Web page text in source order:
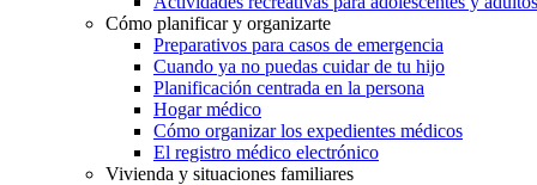
Cómo planificar y organizarte
Preparativos para casos de emergencia
Cuando ya no puedas cuidar de tu hijo
Planificación centrada en la persona
Hogar médico
Cómo organizar los expedientes médicos
El registro médico electrónico
Vivienda y situaciones familiares